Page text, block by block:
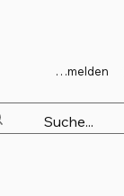
Anmelden